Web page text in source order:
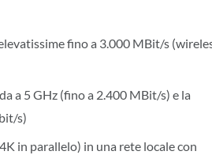
fino a 3.000 MBit/s
a 5 GHz (fino a 2.400 MBit/s) e la
s)
in parallelo) in una rete locale con